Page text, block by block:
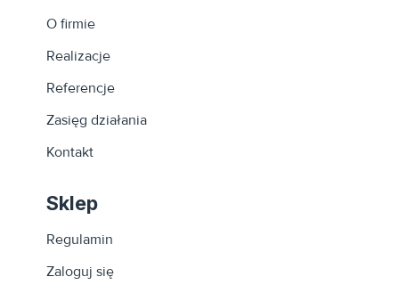
Bliższe informacje w opisie każdego mebla lub u naszych
Meble biurowe EVRO
dotyczącymi
zgodności wyrobu z wymaganiami
bezpieczeństwa wytrzymałości i trwałości
PN-EN 14073-2:2006; PN-EN 527-2:2004; PN-EN
EN 14073-3:2006
orazposiadają atest higieniczny z przeznaczeniem ich
do wyposażenia pomieszczeń użyteczności publicznej
O firmie
Realizacje
Referencje
Zasięg działania
Kontakt
Sklep
Regulamin
Zaloguj się